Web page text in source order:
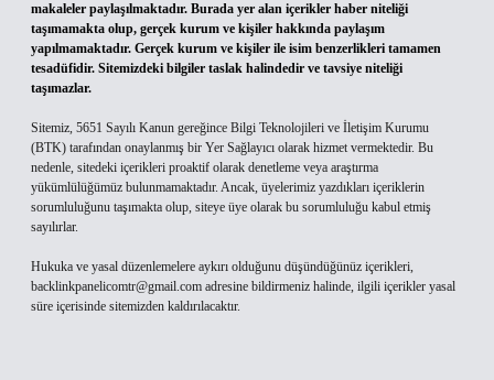
makaleler paylaşılmaktadır. Burada yer alan içerikler haber niteliği
taşımamakta olup, gerçek kurum ve kişiler hakkında paylaşım
yapılmamaktadır. Gerçek kurum ve kişiler ile isim benzerlikleri tamamen
tesadüfidir. Sitemizdeki bilgiler taslak halindedir ve tavsiye niteliği
taşımazlar.
Sitemiz, 5651 Sayılı Kanun gereğince Bilgi Teknolojileri ve İletişim Kurumu
(BTK) tarafından onaylanmış bir Yer Sağlayıcı olarak hizmet vermektedir. Bu
nedenle, sitedeki içerikleri proaktif olarak denetleme veya araştırma
yükümlülüğümüz bulunmamaktadır. Ancak, üyelerimiz yazdıkları içeriklerin
sorumluluğunu taşımakta olup, siteye üye olarak bu sorumluluğu kabul etmiş
sayılırlar.
Hukuka ve yasal düzenlemelere aykırı olduğunu düşündüğünüz içerikleri,
backlinkpanelicomtr@gmail.com adresine bildirmeniz halinde, ilgili içerikler yasal
süre içerisinde sitemizden kaldırılacaktır.